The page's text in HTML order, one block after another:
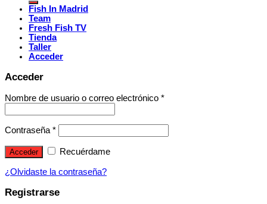
Fish In Madrid
Team
Fresh Fish TV
Tienda
Taller
Acceder
Acceder
Nombre de usuario o correo electrónico *
Contraseña *
Acceder Recuérdame
¿Olvidaste la contraseña?
Registrarse